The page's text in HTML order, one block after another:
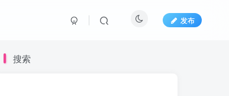
发布
搜索